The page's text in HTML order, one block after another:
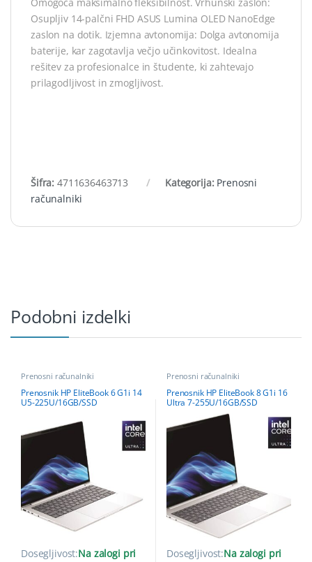
Osupljiv 14-palčni FHD ASUS Lumina OLED NanoEdge
zaslon na dotik. Izjemna avtonomija: Dolga avtonomija
baterije, kar zagotavlja večjo učinkovitost. Idealna
rešitev za profesionalce in študente, ki zahtevajo
prilagodljivost in zmogljivost.
Šifra:4711636463713 Kategorija: Prenosni
računalniki
Podobni izdelki
Prenosni računalniki
Prenosnik HP EliteBook 6 G1i 14
U5-225U/16GB/SSD
Dosegljivost:Na zalogi pri
Prenosni računalniki
Prenosnik HP EliteBook 8 G1i 16
Ultra 7-255U/16GB/SSD
512GB/16”WUXGA 300/W11Pro
Dosegljivost:Na zalogi pri